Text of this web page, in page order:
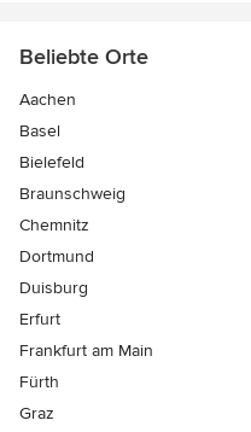
Beliebte Orte
Aachen
Basel
Bielefeld
Braunschweig
Chemnitz
Dortmund
Duisburg
Erfurt
Frankfurt am Main
Fürth
Graz